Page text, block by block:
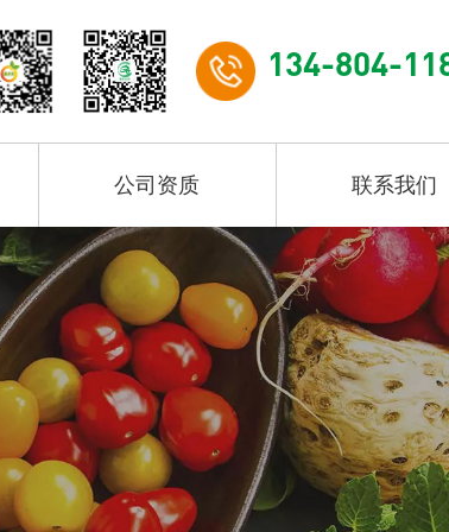
134-804-
公司资质 联系我们